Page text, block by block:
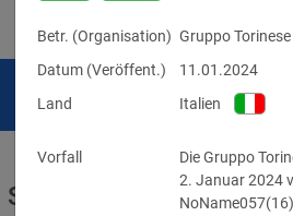
Sicherheitsvorfälle
Betr. (Organisation) Gruppo
Datum (Veröffent.)
11.01.2024
Land
Italien
Vorfall
Die Gruppo
2. Januar 2024